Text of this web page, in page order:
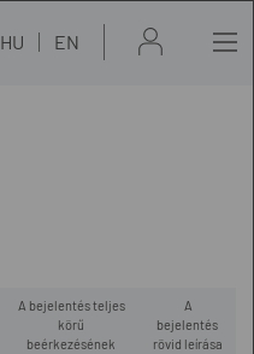
HU EN
A bejelentés teljes
körű
beérkezésének
A
bejelentés
rövid leírása